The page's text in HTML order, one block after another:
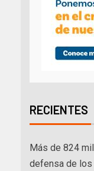
RECIENTES
Más de 824
defensa de